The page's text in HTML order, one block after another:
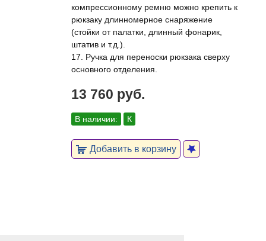
компрессионному ремню можно крепить к
рюкзаку длинномерное снаряжение
(стойки от палатки, длинный фонарик,
штатив и т.д.).
17. Ручка для переноски рюкзака сверху
основного отделения.
13 760 руб.
В наличии: К
Добавить в корзину